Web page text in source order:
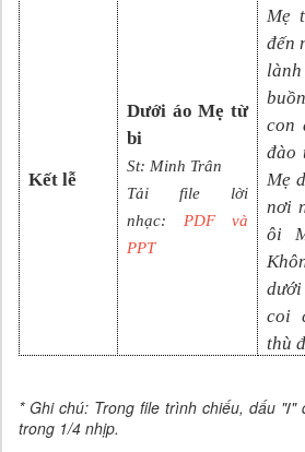
Kết lễ
Dưới áo Mẹ từ
bi
St: Minh Trân
Tải file lời
nhạc:
PDF và
PPT
Mẹ
đến
con
đào
Mẹ
nơi
ôi
coi
thù
* Ghi chú: Trong file trình chiếu, dấu "/"
trong 1/4 nhịp.